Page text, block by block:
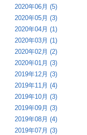
2020年06月 (5)
2020年05月 (3)
2020年04月 (1)
2020年03月 (1)
2020年02月 (2)
2020年01月 (3)
2019年12月 (3)
2019年11月 (4)
2019年10月 (3)
2019年09月 (3)
2019年08月 (4)
2019年07月 (3)